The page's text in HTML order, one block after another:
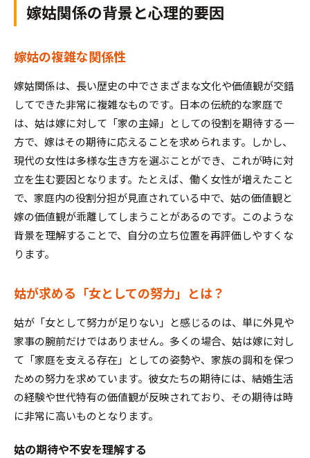
嫁姑関係の背景と心理的要因
嫁姑の複雑な関係性
嫁姑関係は、長い歴史の中でさまざまな文化や価値観が交錯
してできた非常に複雑なものです。日本の伝統的な家庭で
は、姑は嫁に対して「家の主婦」としての役割を期待する一
方で、嫁はその期待に応えることを求められます。しかし、
現代の女性は多様な生き方を選ぶことができ、これが時に対
立を生む要因となります。たとえば、働く女性が増えたこと
で、家庭内の役割分担が見直されている中で、姑の価値観と
嫁の価値観が乖離してしまうことがあるのです。このような
背景を理解することで、自分の立ち位置を再評価しやすくな
ります。
姑が求める「女としての努力」とは？
姑が「女として努力が足りない」と感じるのは、単に外見や
家事の腕前だけではありません。多くの場合、姑は嫁に対し
て「家庭を支える存在」としての姿勢や、家族の調和を保つ
ための努力を求めています。彼女たちの期待には、結婚生活
の経験や世代特有の価値観が反映されており、その期待は時
に非常に高いものとなります。
姑の期待や不安を理解する